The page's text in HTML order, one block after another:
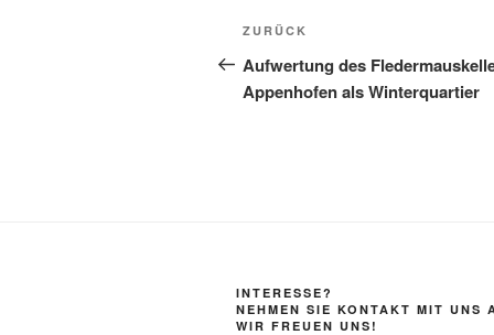
Beitragsnavigation
Vorheriger
Beitrag
ZURÜCK
Aufwertung des
Appenhofen als Winterquartier
INTERESSE?
NEHMEN SIE KONTAKT MIT UNS
WIR FREUEN UNS!